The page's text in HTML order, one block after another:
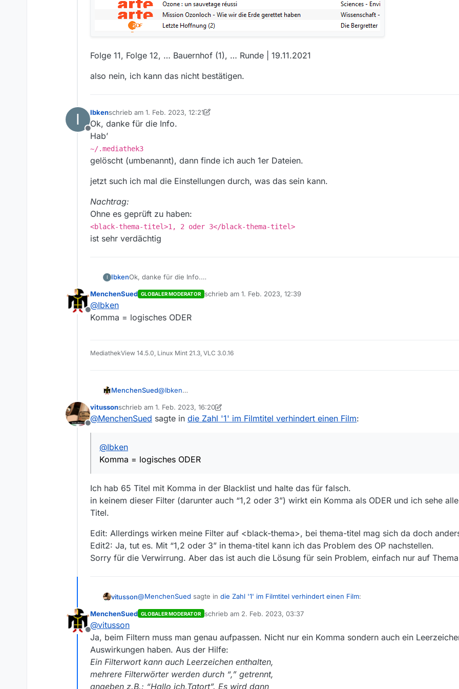
Folge 11, Folge 12, … Bauernhof (1), … Runde | 19.11.2021
also nein, ich kann das nicht bestätigen.
I
Offline
Ibkenschrieb am 1. Feb. 2023, 12:21
zuletzt editiert von Ibken 2. Jan. 2023, 13:24
Ok, danke für die Info.
Hab’
~/.mediathek3
gelöscht (umbenannt), dann finde ich auch 1er Dateien.
jetzt such ich mal die Einstellungen durch, was das sein kann.
Nachtrag:
Ohne es geprüft zu haben:
<black-thema-titel>1, 2 oder 3</black-thema-titel>
ist sehr verdächtig
I IbkenOk, danke für die Info.
~/.mediathek3
jetzt such ich mal die Einstellungen durch, was das sein kann.
Nachtrag:
Offline
MenchenSued GLOBALER MODERATOR schrieb am 1. Feb. 2023, 12:39
zuletzt editiert von
@Ibken
Komma = logisches ODER
MediathekView 14.5.0, Linux Mint 21.3, VLC 3.0.16
MenchenSued@Ibken
Offline
vitussonschrieb am 1. Feb. 2023, 16:20
zuletzt editiert von vitusson2. Jan. 2023, 17:27
@MenchenSued sagte in die Zahl '1' im Filmtitel verhindert einen Film:
@Ibken
Komma = logisches ODER
Ich hab 65 Titel mit Komma in der Blacklist und halte das für falsch.
in keinem dieser Filter (darunter auch “1,2 oder 3”) wirkt ein Komma als ODER und ich sehe alle
Titel.
Edit: Allerdings wirken meine Filter auf <black-thema>, bei thema-titel mag sich da doch
Edit2: Ja, tut es. Mit “1,2 oder 3” in thema-titel kann ich das Problem des OP nachstellen.
Sorry für die Verwirrung. Aber das ist auch die Lösung für sein Problem, einfach nur auf
vitusson@MenchenSued sagte in die Zahl '1' im Filmtitel verhindert einen Film:
Komma = logisches ODER
Ich hab 65 Titel mit Komma in der Blacklist und halte das für falsch.
in keinem dieser Filter (darunter auch “1,2 oder 3”) wirkt ein Komma als ODER und ich sehe alle Filme
Edit: Allerdings wirken meine Filter auf <black-thema>, bei thema-titel mag sich da doch anders
Edit2: Ja, tut es. Mit “1,2 oder 3” in thema-titel kann ich das Problem des OP nachstellen.
Sorry für die Verwirrung. Aber das ist auch die Lösung für sein Problem, einfach nur auf Thema
Offline
MenchenSued GLOBALER MODERATOR schrieb am 2. Feb. 2023, 03:37
zuletzt editiert von
@vitusson
Ja, beim Filtern muss man genau aufpassen. Nicht nur ein Komma sondern auch ein
Auswirkungen haben. Aus der Hilfe:
Ein Filterwort kann auch Leerzeichen enthalten,
mehrere Filterwörter werden durch “,” getrennt,
angeben z.B.: “Hallo ich,Tatort”. Es wird dann